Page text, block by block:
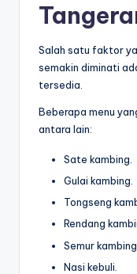
Salah satu faktor
semakin diminati
tersedia.
Beberapa menu
antara lain:
Sate kambing.
Gulai kambing.
Tongseng
Rendang
Semur kambing.
Nasi kebuli.